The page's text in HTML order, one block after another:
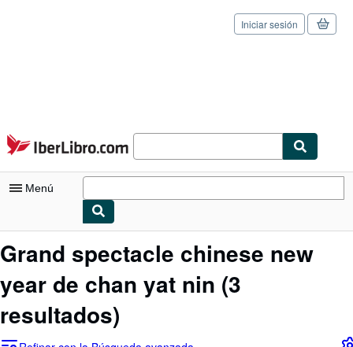
Pasar al contenido principal
IberLibro.com
Iniciar sesión
Menú
Mi cuenta
Consultar mis pedidos
Búsqueda avanzada
Grand spectacle chinese new
year de chan yat nin (3
resultados)